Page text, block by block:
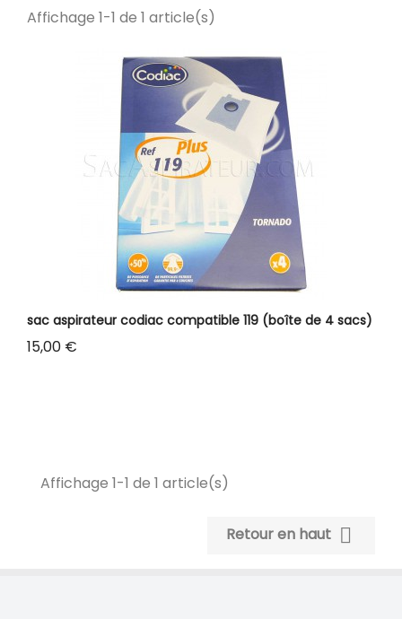
Affichage 1-1 de 1 article(s)
sac aspirateur codiac compatible 119 (boîte de 4 sacs)
Prix
15,00 €
Affichage 1-1 de 1 article(s)
Retour en haut 